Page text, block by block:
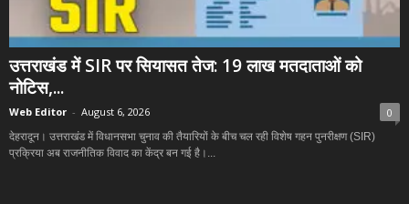
उत्तराखंड में SIR पर सियासत तेज: 19 लाख मतदाताओं को
नोटिस,...
Web Editor - August 6, 2026 0
देहरादून। उत्तराखंड में विधानसभा चुनाव की तैयारियों के बीच चल रही विशेष गहन पुनरीक्षण (SIR)
प्रक्रिया अब राजनीतिक विवाद का केंद्र बन गई है।...